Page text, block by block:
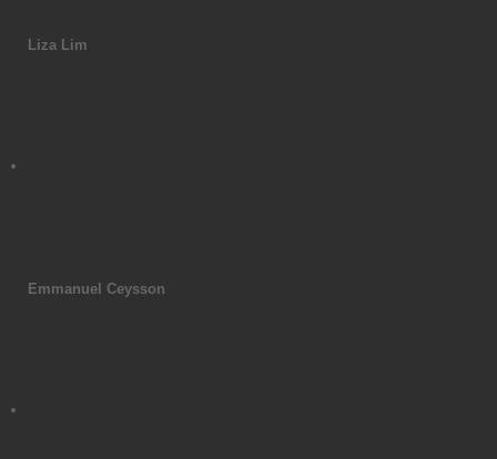
Liza Lim
Emmanuel Ceysson